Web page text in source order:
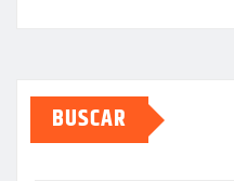
BUSCAR